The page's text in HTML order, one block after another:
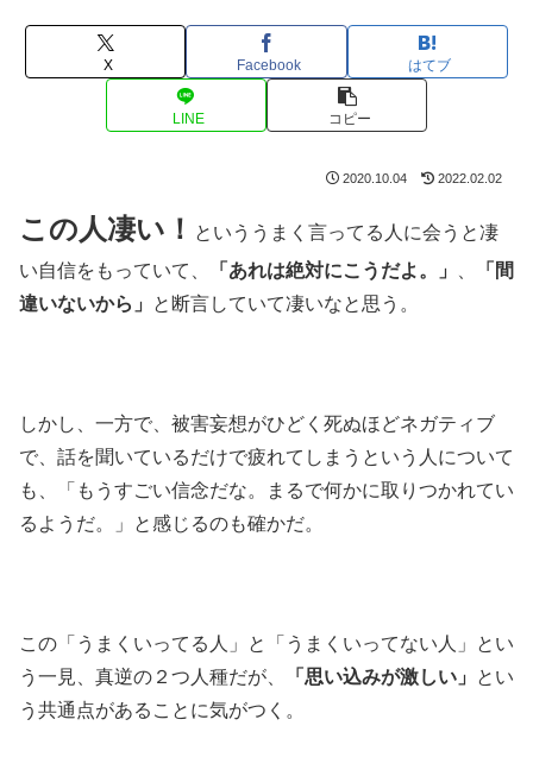
X Facebook はてブ
LINE コピー
2020.10.04 2022.02.02
この人凄い！
といううまく言ってる人に会うと凄
い自信をもっていて、
「あれは絶対にこうだよ。」
「間
違いないから」
と断言していて凄いなと思う。
しかし、一方で、被害妄想がひどく死ぬほどネガティブ
で、話を聞いているだけで疲れてしまうという人について
も、「もうすごい信念だな。まるで何かに取りつかれてい
るようだ。」と感じるのも確かだ。
この「うまくいってる人」と「うまくいってない人」とい
う一見、真逆の２つ人種だが、
「思い込みが激しい」
とい
う共通点があることに気がつく。